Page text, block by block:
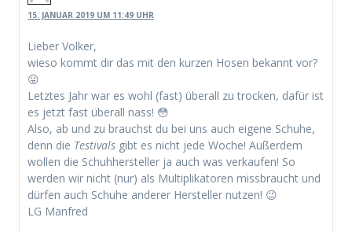
15. JANUAR 2019 UM 11:49 UHR
Lieber Volker,
wieso kommt dir das mit den kurzen Hosen bekannt vor?
😛
Letztes Jahr war es wohl (fast) überall zu trocken, dafür ist
es jetzt fast überall nass! 😳
Also, ab und zu brauchst du bei uns auch eigene Schuhe,
denn die Testivals gibt es nicht jede Woche! Außerdem
wollen die Schuhhersteller ja auch was verkaufen! So
werden wir nicht (nur) als Multiplikatoren missbraucht und
dürfen auch Schuhe anderer Hersteller nutzen! 😉
LG Manfred